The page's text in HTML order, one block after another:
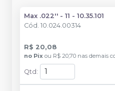
Max .022'' - 11 - 10.35.101
Cód. 10.024.00314
R$ 20,08
no Pix ou R$ 20,70 nas demais
Qtd :